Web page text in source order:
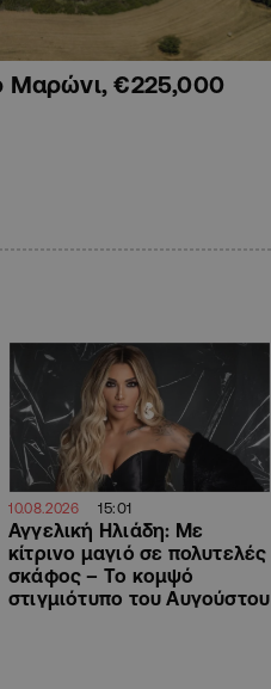
Μαρώνι, €225,000
10.08.2026 15:01
Αγγελική Ηλιάδη: Με
κίτρινο μαγιό σε πολυτελές
σκάφος – Το κομψό
στιγμιότυπο του Αυγούστου